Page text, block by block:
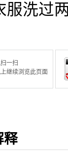
洗过
一扫
继续浏览此页面
释